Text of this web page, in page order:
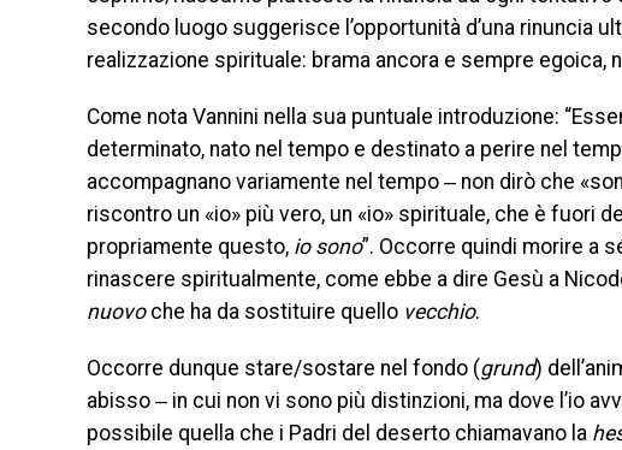
secondo luogo suggerisce l’opportunità d’una rinuncia
realizzazione spirituale: brama ancora e sempre egoica,
Come nota Vannini nella sua puntuale introduzione:
determinato, nato nel tempo e destinato a perire nel
accompagnano variamente nel tempo ‒ non dirò che
riscontro un «io» più vero, un «io» spirituale, che è fuori
propriamente questo, io sono”. Occorre quindi morire a
rinascere spiritualmente, come ebbe a dire Gesù a
nuovoche ha da sostituire quello vecchio.
Occorre dunque stare/sostare nel fondo (grund)
abisso ‒ in cui non vi sono più distinzioni, ma dove l’io
possibile quella che i Padri del deserto chiamavano la